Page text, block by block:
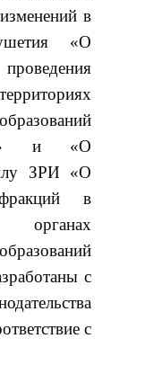
в
«О
и «О
ЗРИ «О
в
с
с